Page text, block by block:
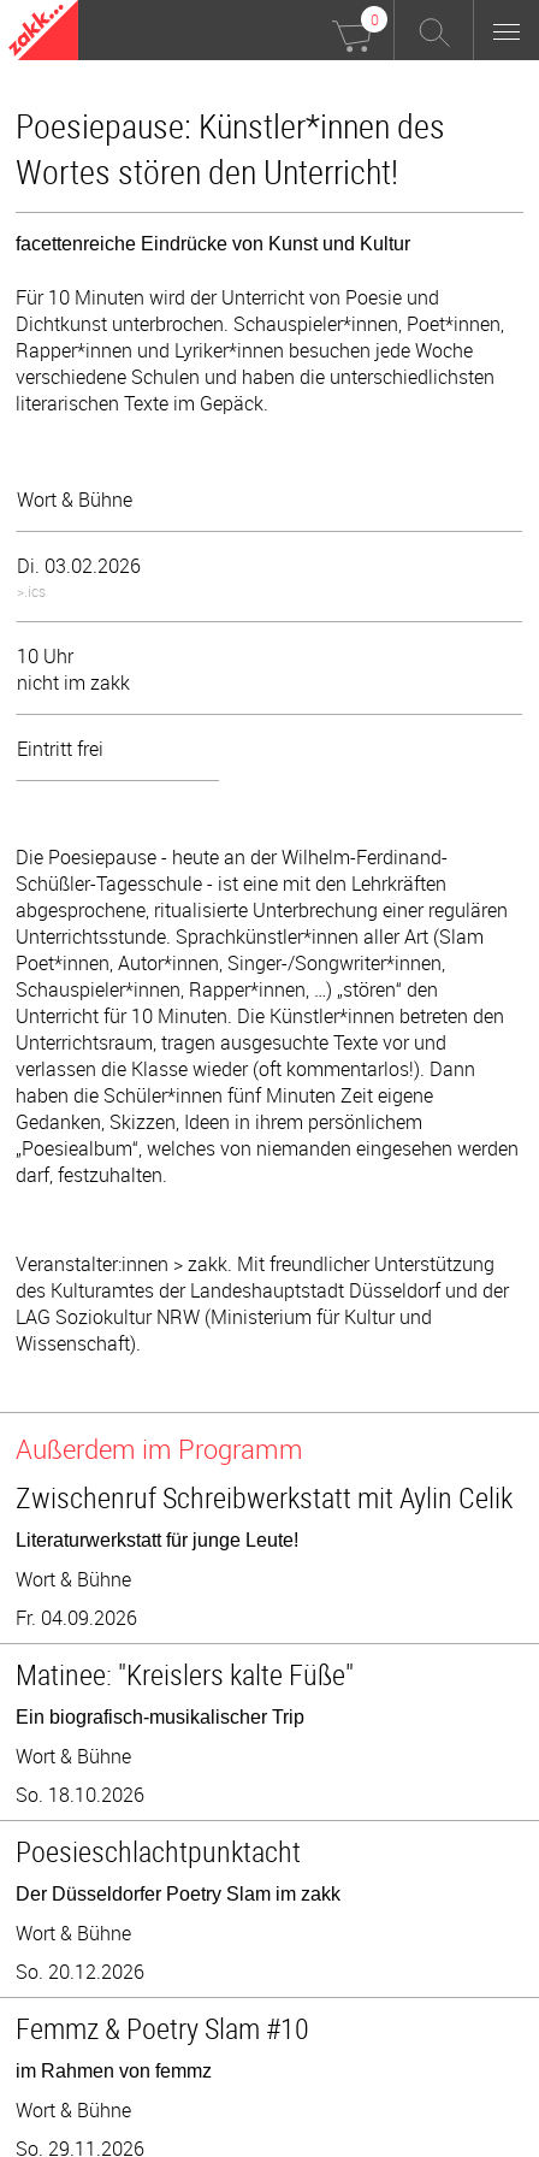
0
Poesiepause: Künstler*innen des
Wortes stören den Unterricht!
facettenreiche Eindrücke von Kunst und Kultur
Für 10 Minuten wird der Unterricht von Poesie und
Dichtkunst unterbrochen. Schauspieler*innen, Poet*innen,
Rapper*innen und Lyriker*innen besuchen jede Woche
verschiedene Schulen und haben die unterschiedlichsten
literarischen Texte im Gepäck.
Wort & Bühne
Di. 03.02.2026
>.ics
10 Uhr
nicht im zakk
Eintritt frei
Die Poesiepause - heute an der Wilhelm-Ferdinand-
Schüßler-Tagesschule - ist eine mit den Lehrkräften
abgesprochene, ritualisierte Unterbrechung einer regulären
Unterrichtsstunde. Sprachkünstler*innen aller Art (Slam
Poet*innen, Autor*innen, Singer-/Songwriter*innen,
Schauspieler*innen, Rapper*innen, …) „stören“ den
Unterricht für 10 Minuten. Die Künstler*innen betreten den
Unterrichtsraum, tragen ausgesuchte Texte vor und
verlassen die Klasse wieder (oft kommentarlos!). Dann
haben die Schüler*innen fünf Minuten Zeit eigene
Gedanken, Skizzen, Ideen in ihrem persönlichem
„Poesiealbum“, welches von niemanden eingesehen werden
darf, festzuhalten.
Veranstalter:innen > zakk. Mit freundlicher Unterstützung
des Kulturamtes der Landeshauptstadt Düsseldorf und der
LAG Soziokultur NRW (Ministerium für Kultur und
Wissenschaft).
Außerdem im Programm
Zwischenruf Schreibwerkstatt mit Aylin Celik
Literaturwerkstatt für junge Leute!
Wort & Bühne
Fr. 04.09.2026
Matinee: "Kreislers kalte Füße"
Ein biografisch-musikalischer Trip
Wort & Bühne
So. 18.10.2026
Poesieschlachtpunktacht
Der Düsseldorfer Poetry Slam im zakk
Wort & Bühne
So. 20.12.2026
Femmz & Poetry Slam #10
im Rahmen von femmz
Wort & Bühne
So. 29.11.2026